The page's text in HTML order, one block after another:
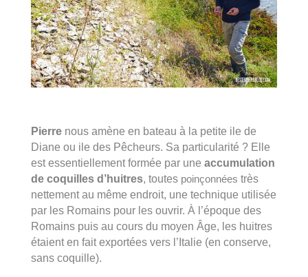
Pierrenous amène en bateau à la petite ile de
Diane ou ile des Pêcheurs. Sa particularité ? Elle
est essentiellement formée par une accumulation
de coquilles d’huitres, toutes poinçonnées très
nettement au même endroit, une technique utilisée
par les Romains pour les ouvrir. À l’époque des
Romains puis au cours du moyen Âge, les huitres
étaient en fait exportées vers l’Italie (en conserve,
sans coquille).